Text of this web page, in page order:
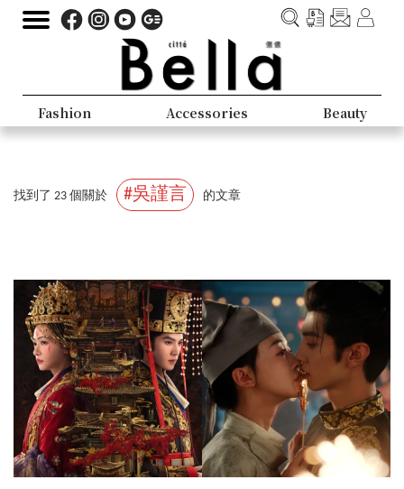
Fashion Accessories Beauty
找到了 23 個關於 #吳謹言 的文章